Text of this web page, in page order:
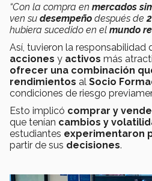
“Con la compra en mercados
ven su desempeño después de
hubiera sucedido en el mundo
Así, tuvieron la responsabilidad
acciones y activos más
ofrecer una combinación
rendimientos al Socio
condiciones de riesgo
Esto implicó comprar y
que tenían cambios y
estudiantes experimentaron
partir de sus decisiones.